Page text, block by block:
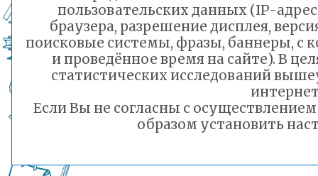
пользовательских данных (IP-
браузера, разрешение дисплея,
поисковые системы, фразы, баннеры, с
и проведённое время на сайте). В
статистических исследований
Если Вы не согласны с
образом установить